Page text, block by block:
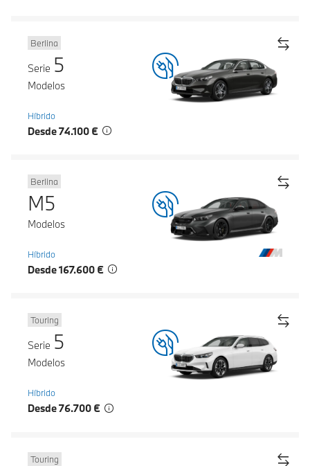
Berlina
Serie 5
Modelos
Híbrido
Desde 74.100 €
Berlina
M5
Modelos
Híbrido
Desde 167.600 €
Touring
Serie 5
Modelos
Híbrido
Desde 76.700 €
Touring